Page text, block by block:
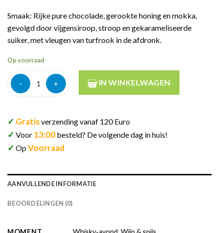
Smaak: Rijke pure chocolade, gerookte honing en mokka,
gevolgd door vijgensiroop, stroop en gekarameliseerde
suiker, met vleugen van turfrook in de afdronk.
Op voorraad
Meikle Tỏir 5y The Sherry One 70cl aantal
IN WINKELWAGEN
✓ Gratisverzending vanaf 120 Euro
✓ Voor 13:00 besteld? De volgende dag in huis!
✓ OpVoorraad
AANVULLENDE INFORMATIE
BEOORDELINGEN (0)